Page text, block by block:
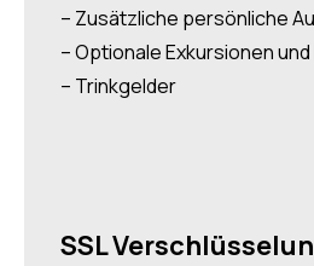
– Zusätzliche persönliche
– Optionale Exkursionen
– Trinkgelder
SSL